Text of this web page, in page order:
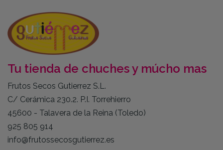
Tu tienda de chuches y múcho mas
Frutos Secos Gutierrez S.L.
C/ Cerámica 230.2. P.I. Torrehierro
45600 - Talavera de la Reina (Toledo)
925 805 914
info@frutossecosgutierrez.es